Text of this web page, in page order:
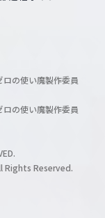
の使い魔製作委員
の使い魔製作委員
Rights Reserved.